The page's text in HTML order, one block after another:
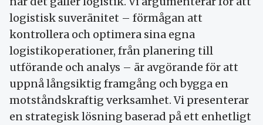
logistisk suveränitet – förmågan att
kontrollera och optimera sina egna
logistikoperationer, från planering till
utförande och analys – är avgörande för att
uppnå långsiktig framgång och bygga en
motståndskraftig verksamhet. Vi presenterar
en strategisk lösning baserad på ett enhetligt